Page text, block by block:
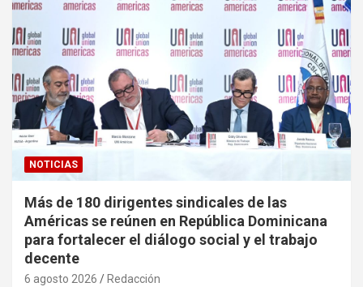
NOTICIAS
Más de 180 dirigentes sindicales de las
Américas se reúnen en República Dominicana
para fortalecer el diálogo social y el trabajo
decente
6 agosto 2026 Redacción